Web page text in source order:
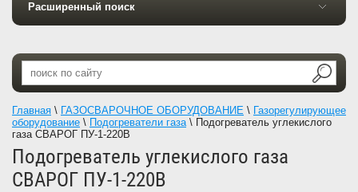
Расширенный поиск
Главная \ ГАЗОСВАРОЧНОЕ ОБОРУДОВАНИЕ \ Газорегулирующее
оборудование \ Подогреватели газа\ Подогреватель углекислого
газа СВАРОГ ПУ-1-220В
Подогреватель углекислого газа
СВАРОГ ПУ-1-220В